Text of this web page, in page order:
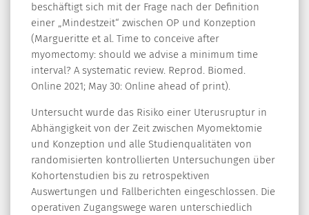
beschäftigt sich mit der Frage nach der Definition
einer „Mindestzeit“ zwischen OP und Konzeption
(Margueritte et al. Time to conceive after
myomectomy: should we advise a minimum time
interval? A systematic review. Reprod. Biomed.
Online 2021; May 30: Online ahead of print).
Untersucht wurde das Risiko einer Uterusruptur in
Abhängigkeit von der Zeit zwischen Myomektomie
und Konzeption und alle Studienqualitäten von
randomisierten kontrollierten Untersuchungen über
Kohortenstudien bis zu retrospektiven
Auswertungen und Fallberichten eingeschlossen. Die
operativen Zugangswege waren unterschiedlich